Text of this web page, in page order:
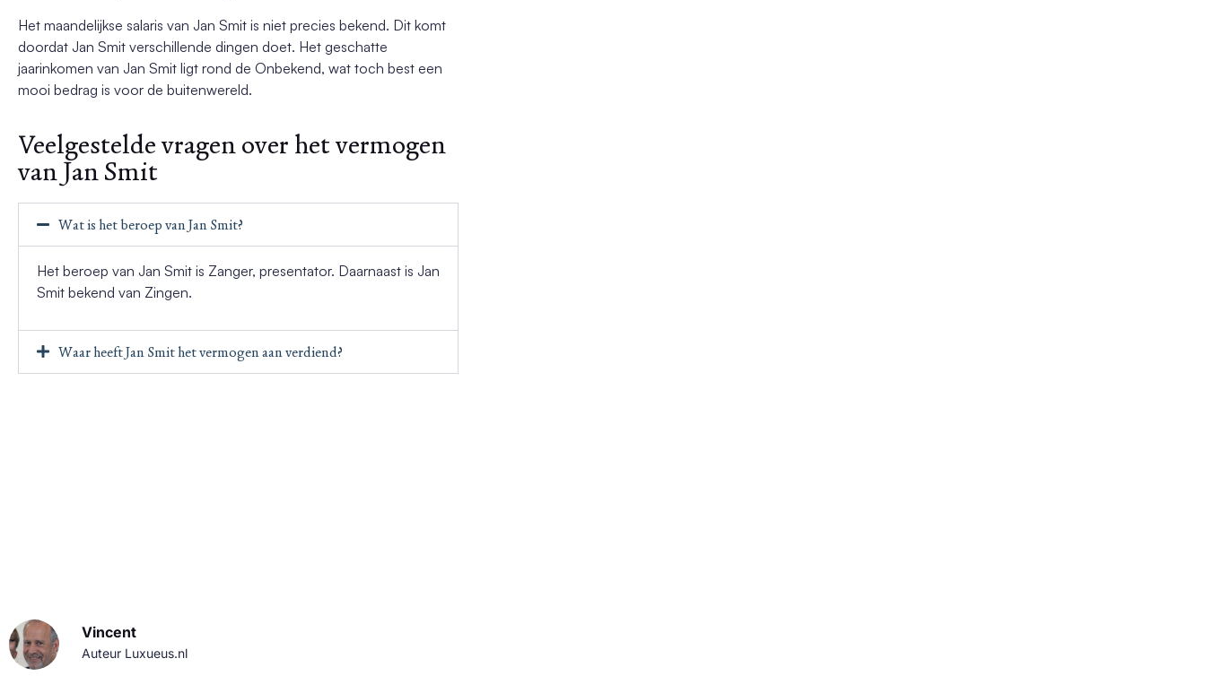
Het maandelijkse salaris van Jan Smit is niet precies bekend. Dit komt
doordat Jan Smit verschillende dingen doet. Het geschatte
jaarinkomen van Jan Smit ligt rond de Onbekend, wat toch best een
mooi bedrag is voor de buitenwereld.
Veelgestelde vragen over het vermogen
van Jan Smit
Wat is het beroep van Jan Smit?
Het beroep van Jan Smit is Zanger, presentator. Daarnaast is Jan
Smit bekend van Zingen.
Waar heeft Jan Smit het vermogen aan verdiend?
Vincent
Auteur Luxueus.nl